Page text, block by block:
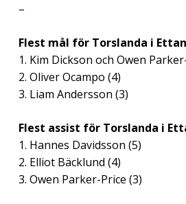
–
Flest mål för Torslanda i Ettan
1. Kim Dickson och Owen
2. Oliver Ocampo (4)
3. Liam Andersson (3)
Flest assist för Torslanda i
1. Hannes Davidsson (5)
2. Elliot Bäcklund (4)
3. Owen Parker-Price (3)